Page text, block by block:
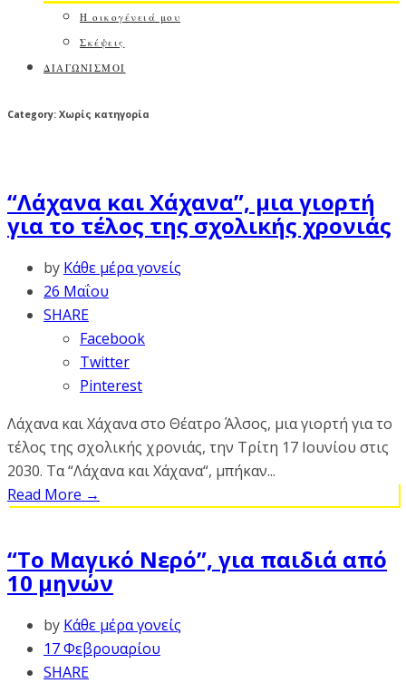
Η οικογένειά μου
Σκέψεις
ΔΙΑΓΩΝΙΣΜΟΙ
Category: Χωρίς κατηγορία
“Λάχανα και Χάχανα”, μια γιορτή
για το τέλος της σχολικής χρονιάς
by Κάθε μέρα γονείς
26 Μαΐου
SHARE
Facebook
Twitter
Pinterest
Λάχανα και Χάχανα στο Θέατρο Άλσος, μια γιορτή για το
τέλος της σχολικής χρονιάς, την Τρίτη 17 Ιουνίου στις
2030. Τα “Λάχανα και Xάχανα“, μπήκαν...
Read More →
“Το Μαγικό Νερό”, για παιδιά από
10 μηνών
by Κάθε μέρα γονείς
17 Φεβρουαρίου
SHARE